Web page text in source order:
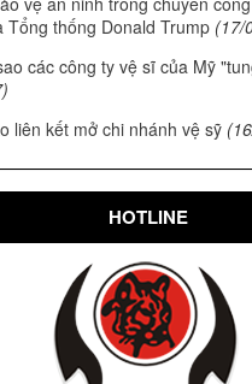
Tổng thống Donald Trump (17/
các công ty vệ sĩ của Mỹ
liên kết mở chi nhánh vệ sỹ
HOTLINE